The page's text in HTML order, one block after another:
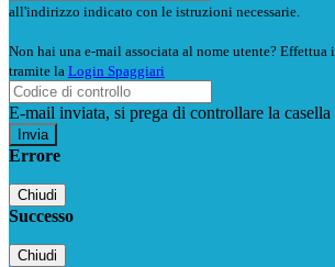
all'indirizzo indicato con le istruzioni necessarie.
Non hai una e-mail associata al nome utente? Effettua
tramite la Login Spaggiari
E-mail inviata, si prega di controllare la
Errore
Chiudi
Successo
Chiudi